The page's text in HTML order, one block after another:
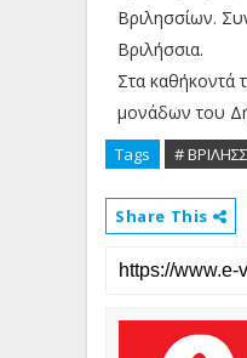
Βριλησσίων.
Βριλήσσια.
Στα καθήκοντά
μονάδων του
Tags #
Share This